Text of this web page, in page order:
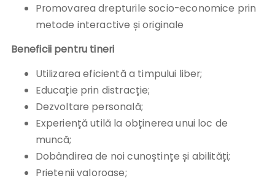
Promovarea drepturile socio-economice prin
metode interactive și originale
Beneficii pentru tineri
Utilizarea eficientă a timpului liber;
Educație prin distracție;
Dezvoltare personală;
Experiență utilă la obținerea unui loc de
muncă;
Dobândirea de noi cunoștințe și abilități;
Prietenii valoroase;